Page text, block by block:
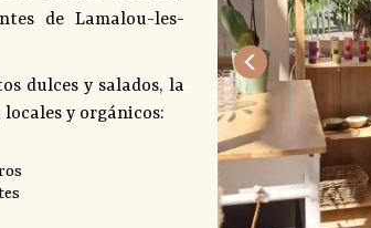
de Lamalou-les-
dulces y salados, la
y orgánicos: